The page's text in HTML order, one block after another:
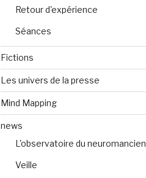
Retour d'expérience
Séances
Fictions
Les univers de la presse
Mind Mapping
news
L'observatoire du neuromancien
Veille